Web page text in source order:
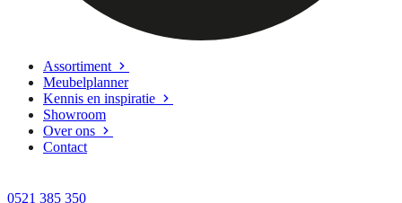
Assortiment
Meubelplanner
Kennis en inspiratie
Showroom
Over ons
Contact
0521 385 350